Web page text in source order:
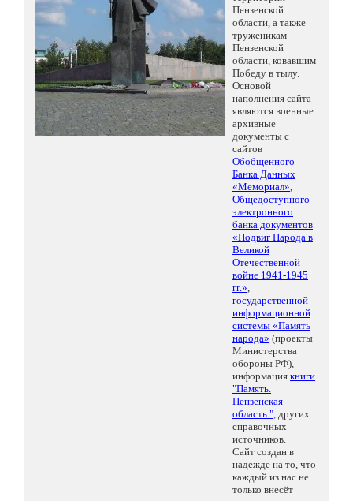
Пензенской
области, а также
труженикам
Пензенской
области, ковавшим
Победу в тылу.
Основой
наполнения сайта
являются военные
архивные
документы с
сайтов
Обобщенного
Банка Данных
«Мемориал»,
Общедоступного
электронного
банка документов
«Подвиг Народа в
Великой
Отечественной
войне 1941-1945
гг.»,
государственной
информационной
системы «Память
народа» (проекты
Министерства
обороны РФ),
информация книги
"Память.
Пензенская
область.", других
справочных
источников.
Сайт создан в
надежде на то, что
каждый из нас не
только внесёт